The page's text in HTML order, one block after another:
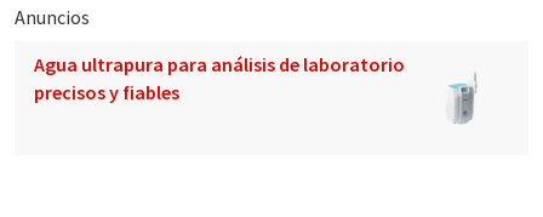
Anuncios
Agua ultrapura para análisis de laboratorio
precisos y fiables